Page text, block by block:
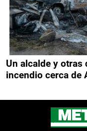
Un alcalde y otras
incendio cerca de